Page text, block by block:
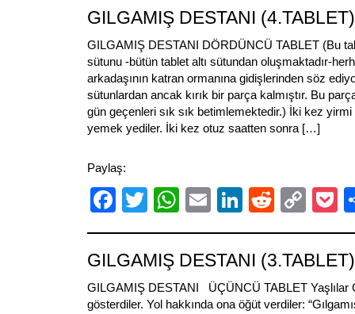
GILGAMIŞ DESTANI (4.TABLET)
GILGAMIŞ DESTANI DÖRDÜNCÜ TABLET (Bu
sütunu -bütün tablet altı sütundan oluşmaktadır-
arkadaşının katran ormanına gidişlerinden söz
sütunlardan ancak kırık bir parça kalmıştır. Bu
gün geçenleri sık sık betimlemektedir.) İki kez
yemek yediler. İki kez otuz saatten sonra […]
Paylaş:
Facebook
TwitterWhatsApp
EmailLinkedIn
Reddit
Link
GILGAMIŞ DESTANI (3.TABLET)
GILGAMIŞ DESTANI ÜÇÜNCÜ TABLET Yaşlılar
gösterdiler. Yol hakkında ona öğüt verdiler: